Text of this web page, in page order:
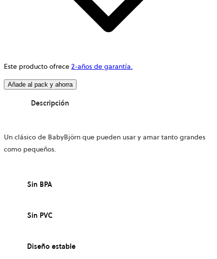
Este producto ofrece 2-años de garantía.
Añade al pack y ahorra
Descripción
Un clásico de BabyBjörn que pueden usar y amar tanto grandes
como pequeños.
Sin BPA
Sin PVC
Diseño estable